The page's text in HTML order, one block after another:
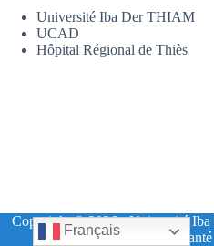
Université Iba Der THIAM
UCAD
Hôpital Régional de Thiès
Copyright © 2026 - Université
UFR Santé
Français